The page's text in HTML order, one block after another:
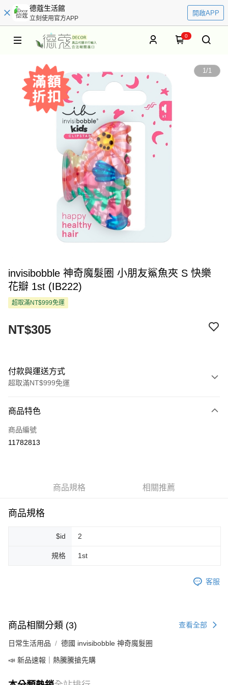
德蔻生活館
立刻使用官方APP
開啟APP
0
1/1
invisibobble 神奇魔髮圈 小朋友鯊魚夾 S 快樂
花瓣 1st (IB222)
超取滿NT$999免運
NT$305
付款與運送方式
超取滿NT$999免運
信用卡一次付款
超商取貨付款
悠遊付
全家純取貨 (先付款
7-11取貨付款
商品特色
商品編號
11782813
商品規格 相關推薦
商品規格
$id 2
規格 1st
客服
商品相關分類 (3) 查看全部
日常生活用品 德國 invisibobble 神奇魔髮圈
📣 新品速報｜熱騰騰搶先購